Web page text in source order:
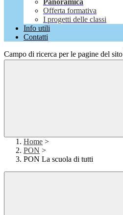
Panoramica
Offerta formativa
I progetti delle classi
Info utili
Contatti
Campo di ricerca per le pagine del sito
Home >
PON >
PON La scuola di tutti